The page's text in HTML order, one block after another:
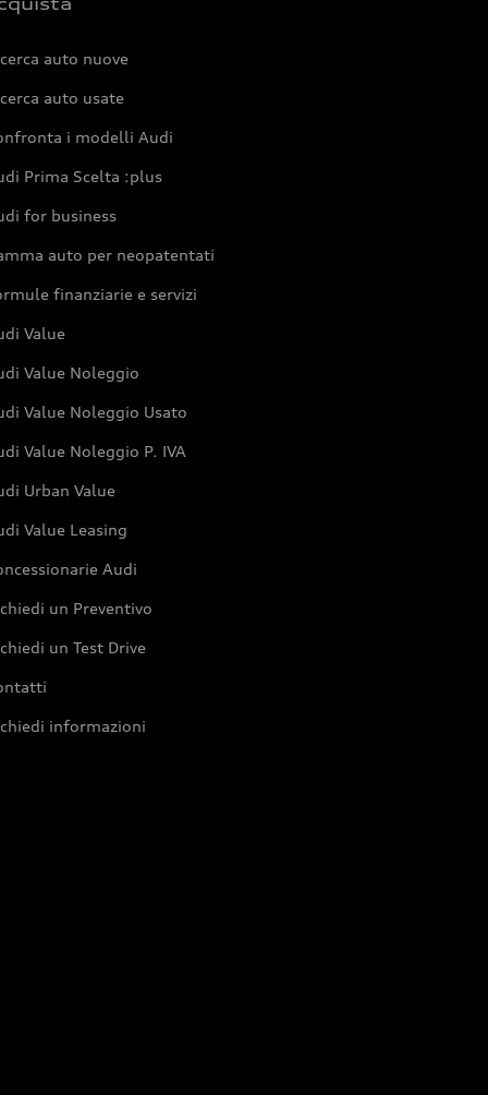
auto nuove
auto usate
i modelli Audi
Prima Scelta :plus
for business
auto per neopatentati
finanziarie e servizi
Value
Value Noleggio
Value Noleggio Usato
Value Noleggio P. IVA
Urban Value
Value Leasing
Audi
un Preventivo
un Test Drive
informazioni